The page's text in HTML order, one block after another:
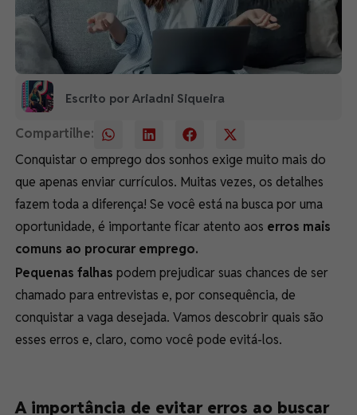
Escrito por Ariadni Siqueira
Compartilhe:
Conquistar o emprego dos sonhos exige muito mais do
que apenas enviar currículos. Muitas vezes, os detalhes
fazem toda a diferença! Se você está na busca por uma
oportunidade, é importante ficar atento aos erros mais
comuns ao procurar emprego.
Pequenas falhas podem prejudicar suas chances de ser
chamado para entrevistas e, por consequência, de
conquistar a vaga desejada. Vamos descobrir quais são
esses erros e, claro, como você pode evitá-los.
A importância de evitar erros ao buscar